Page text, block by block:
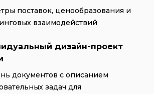
поставок, ценообразования и
взаимодействий
дизайн-проект
документов с описанием
задач для